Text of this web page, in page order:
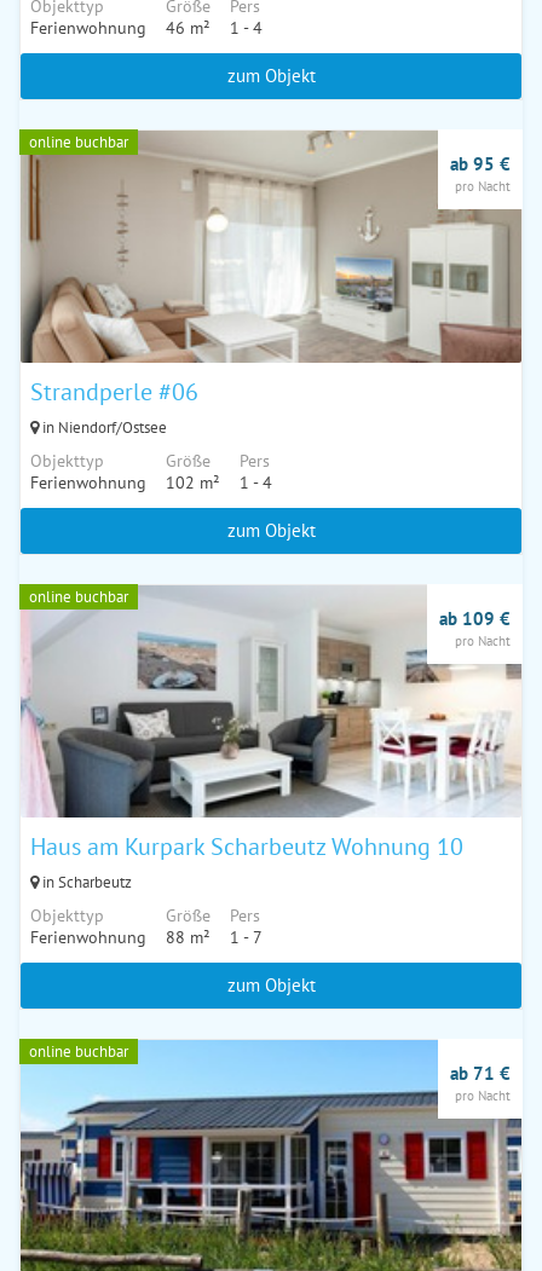
Objekttyp
Ferienwohnung
Größe
46 m²
Pers
1 - 4
zum Objekt
online buchbar
Strandperle #06
in Niendorf/Ostsee
Objekttyp
Ferienwohnung
Größe
102 m²
Pers
1 - 4
ab 95 €
pro Nacht
zum Objekt
online buchbar
Haus am Kurpark Scharbeutz Wohnung 10
in Scharbeutz
Objekttyp
Ferienwohnung
Größe
88 m²
Pers
1 - 7
ab 109 €
pro Nacht
zum Objekt
online buchbar
ab 71 €
pro Nacht